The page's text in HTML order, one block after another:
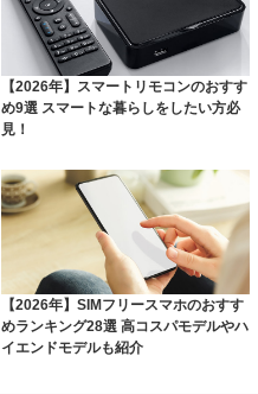
【2026年】スマートリモコンのおすす
め9選 スマートな暮らしをしたい方必
見！
【2026年】SIMフリースマホのおすす
めランキング28選 高コスパモデルやハ
イエンドモデルも紹介